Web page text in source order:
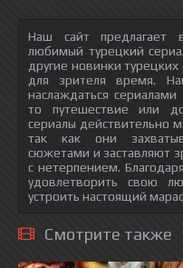
Наш сайт предлагает
любимый турецкий
другие новинки
для зрителя время.
наслаждаться
то путешествие или
сериалы действительно
так как они
сюжетами и заставляют
с нетерпением.
удовлетворить свою
устроить настоящий
Смотрите также